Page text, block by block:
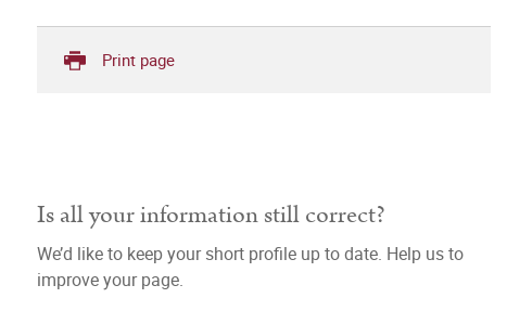
Print page
Is all your information still correct?
We’d like to keep your short profile up to date. Help us to
improve your page.